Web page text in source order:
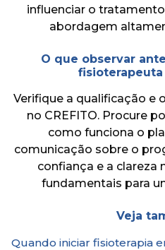
influenciar o
abordagem
O que observar
Verifique a qualificação e
no CREFITO. Procure
como funciona o
comunicação sobre o
confiança e a clareza
fundamentais para
Veja
Quando iniciar fisioterapia